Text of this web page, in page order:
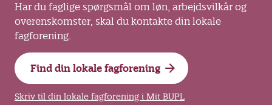
Har du faglige spørgsmål om løn, arbejdsvilkår og
overenskomster, skal du kontakte din lokale
fagforening.
Find din lokale fagforening
Skriv til din lokale fagforening i Mit BUPL